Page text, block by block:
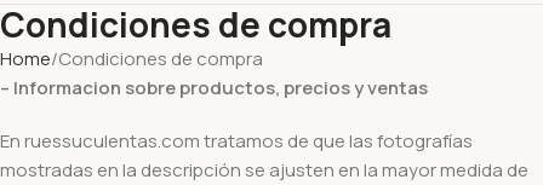
Condiciones de compra
Home Condiciones de compra
– Informacion sobre productos, precios y ventas
En ruessuculentas.com tratamos de que las fotografías
mostradas en la descripción se ajusten en la mayor medida de